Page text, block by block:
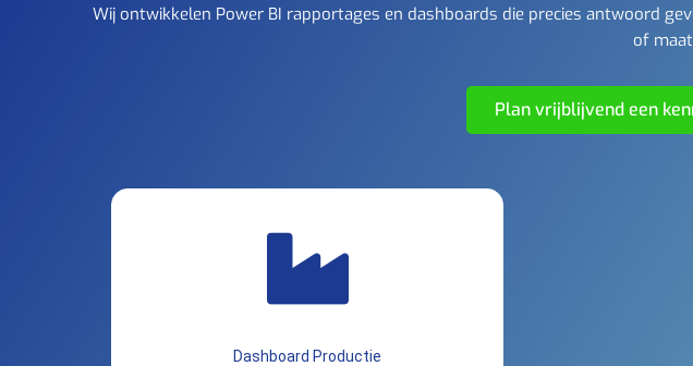
Wij ontwikkelen Power BI rapportages en dashboards die precies antwoord
of
Plan vrijblijvend een
Dashboard Productie